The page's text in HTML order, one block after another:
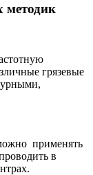
методик
грязевые
применять
в